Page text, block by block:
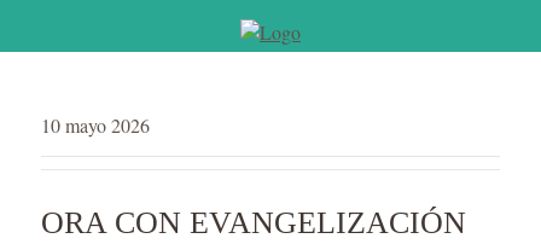
10 mayo 2026
ORA CON EVANGELIZACIÓN